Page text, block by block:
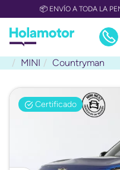
📦 ENVÍO A TODA LA
MINI Countryman
Certificado